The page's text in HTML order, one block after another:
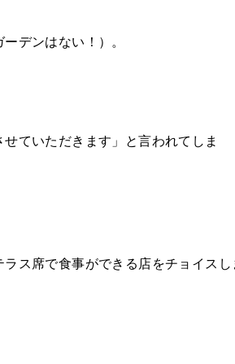
デンはない！）。
ていただきます」と言われてしま
ス席で食事ができる店をチョイスし